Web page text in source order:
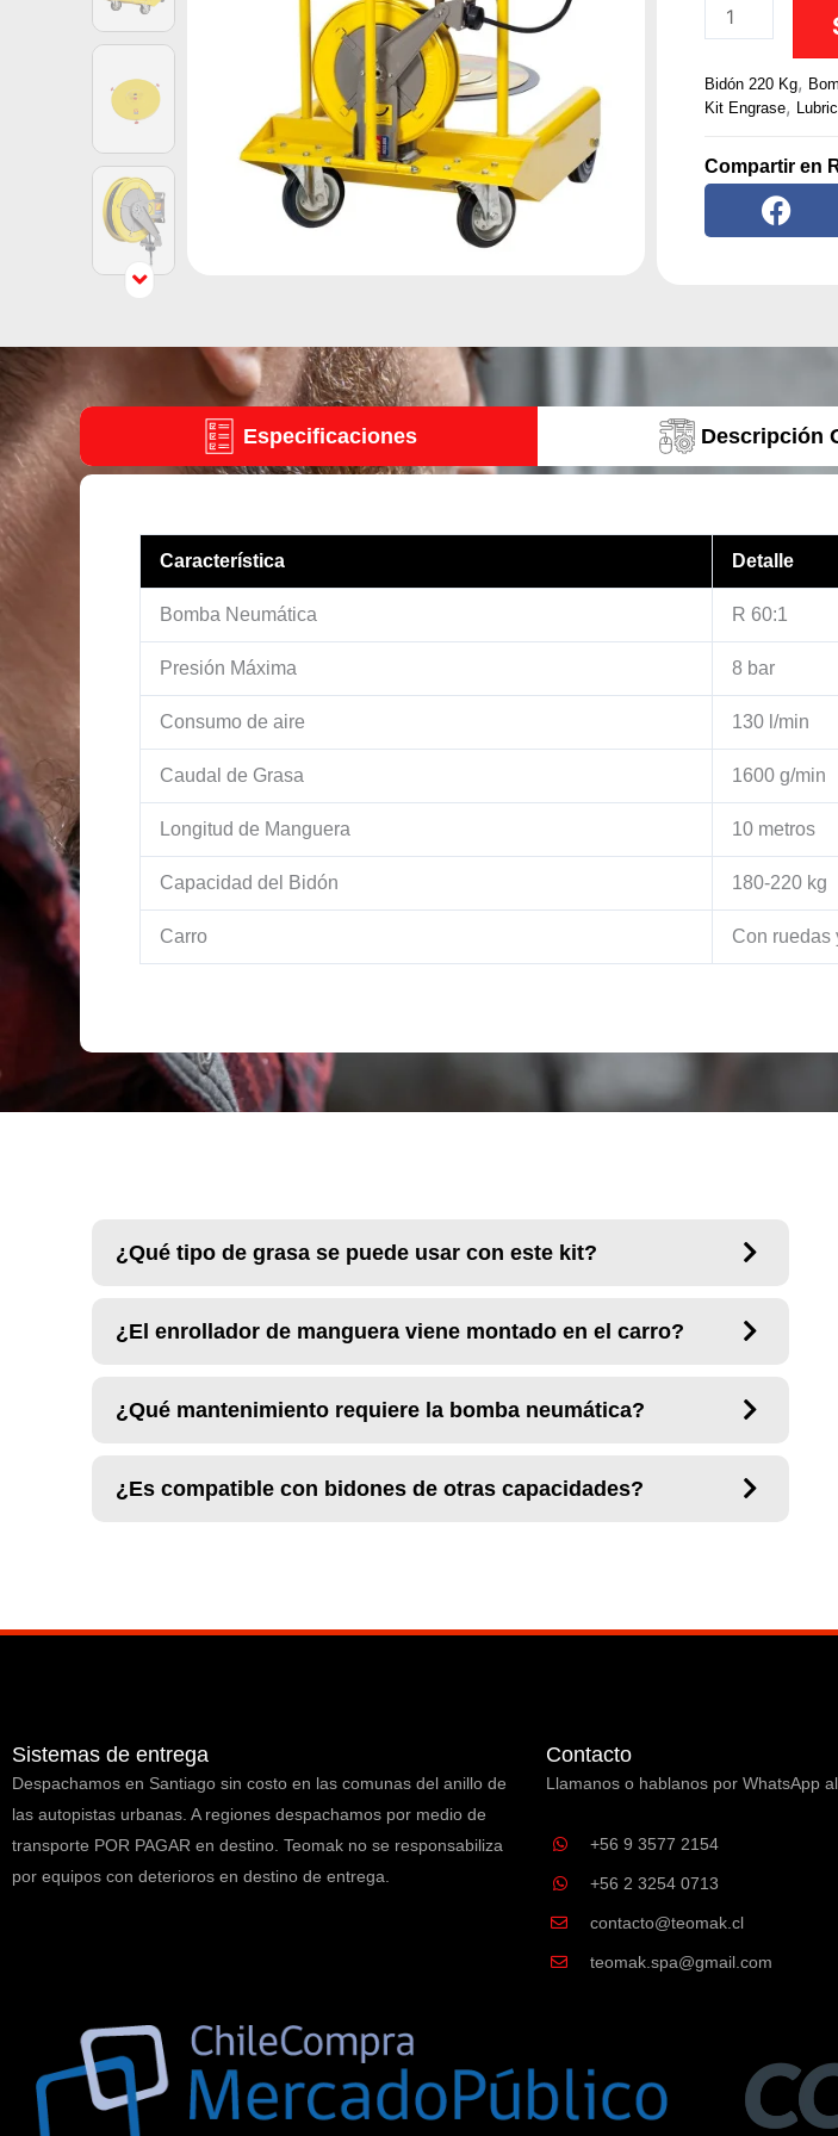
Kit
de
Móvil
Tambor
180-
cantidad
Bidón 220 Kg,
Kit Engrase,
Compartir en
Especificaciones Descripción
Característica Detalle
Bomba Neumática R 60:1
Presión Máxima 8 bar
Consumo de aire 130 l/min
Caudal de Grasa 1600 g/min
Longitud de Manguera 10 metros
Capacidad del Bidón 180-220 kg
Carro Con ruedas
¿Qué tipo de grasa se puede usar con este kit?
¿El enrollador de manguera viene montado en el carro?
¿Qué mantenimiento requiere la bomba neumática?
¿Es compatible con bidones de otras capacidades?
Sistemas de entrega
Despachamos en Santiago sin costo en las comunas del anillo de
las autopistas urbanas. A regiones despachamos por medio de
transporte POR PAGAR en destino. Teomak no se responsabiliza
por equipos con deterioros en destino de entrega.
Contacto
Llamanos o hablanos por WhatsApp al
+56 9 3577 2154
+56 2 3254 0713
contacto@teomak.cl
teomak.spa@gmail.com